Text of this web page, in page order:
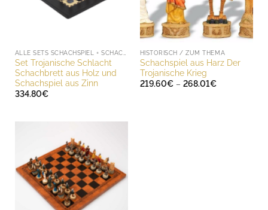
Set Trojanische Schlacht
Schachbrett aus Holz und
Schachspiel aus Zinn
334.80€
HISTORISCH / ZUM THEMA
Schachspiel aus Harz Der
Trojanische Krieg
219.60€ – 268.01€Preisspanne: